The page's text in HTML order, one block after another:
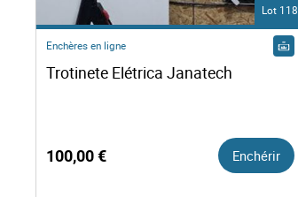
Lot 118
Enchères en ligne
100,00 € Enchérir